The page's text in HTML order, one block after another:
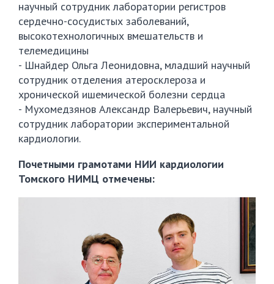
научный сотрудник лаборатории регистров
сердечно-сосудистых заболеваний,
высокотехнологичных вмешательств и
телемедицины
- Шнайдер Ольга Леонидовна, младший научный
сотрудник отделения атеросклероза и
хронической ишемической болезни сердца
- Мухомедзянов Александр Валерьевич, научный
сотрудник лаборатории экспериментальной
кардиологии.
Почетными грамотами НИИ кардиологии
Томского НИМЦ отмечены: